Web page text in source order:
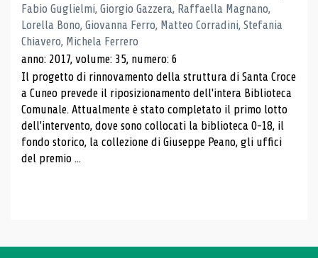
Fabio Guglielmi, Giorgio Gazzera, Raffaella Magnano,
Lorella Bono, Giovanna Ferro, Matteo Corradini, Stefania
Chiavero, Michela Ferrero
anno: 2017, volume: 35, numero: 6
Il progetto di rinnovamento della struttura di Santa Croce
a Cuneo prevede il riposizionamento dell'intera Biblioteca
Comunale. Attualmente è stato completato il primo lotto
dell'intervento, dove sono collocati la biblioteca 0-18, il
fondo storico, la collezione di Giuseppe Peano, gli uffici
del premio ...